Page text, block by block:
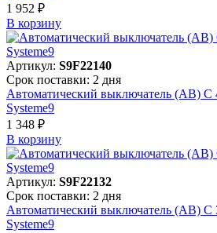
1 952 ₽
В корзинy
Артикул: S9F22140
Срок поставки: 2 дня
Автоматический выключатель (АВ) C
Systeme9
1 348 ₽
В корзинy
Артикул: S9F22132
Срок поставки: 2 дня
Автоматический выключатель (АВ) C
Systeme9